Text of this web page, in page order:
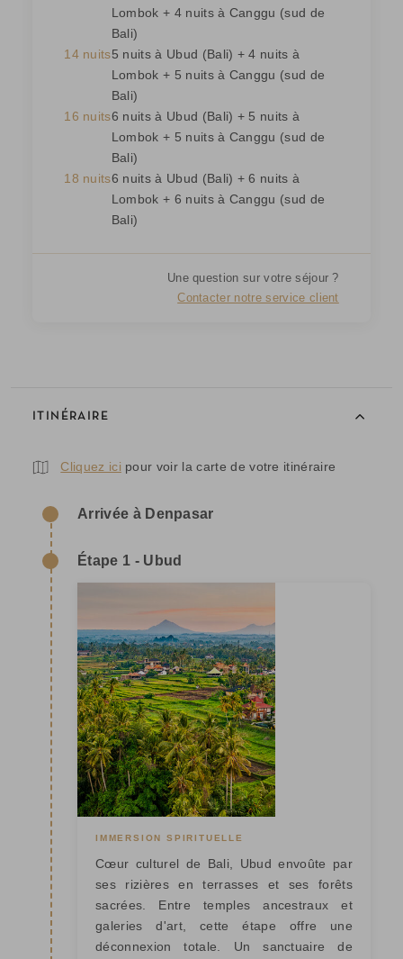
Lombok + 4 nuits à Canggu (sud de
Bali)
14 nuits5 nuits à Ubud (Bali) + 4 nuits à
Lombok + 5 nuits à Canggu (sud de
Bali)
16 nuits6 nuits à Ubud (Bali) + 5 nuits à
Lombok + 5 nuits à Canggu (sud de
Bali)
18 nuits6 nuits à Ubud (Bali) + 6 nuits à
Lombok + 6 nuits à Canggu (sud de
Bali)
Une question sur votre séjour ?
Contacter notre service client
ITINÉRAIRE
Cliquez ici pour voir la carte de votre itinéraire
Arrivée à Denpasar
Étape 1 - Ubud
IMMERSION SPIRITUELLE
Cœur culturel de Bali, Ubud envoûte par
ses rizières en terrasses et ses forêts
sacrées. Entre temples ancestraux et
galeries d'art, cette étape offre une
déconnexion totale. Un sanctuaire de